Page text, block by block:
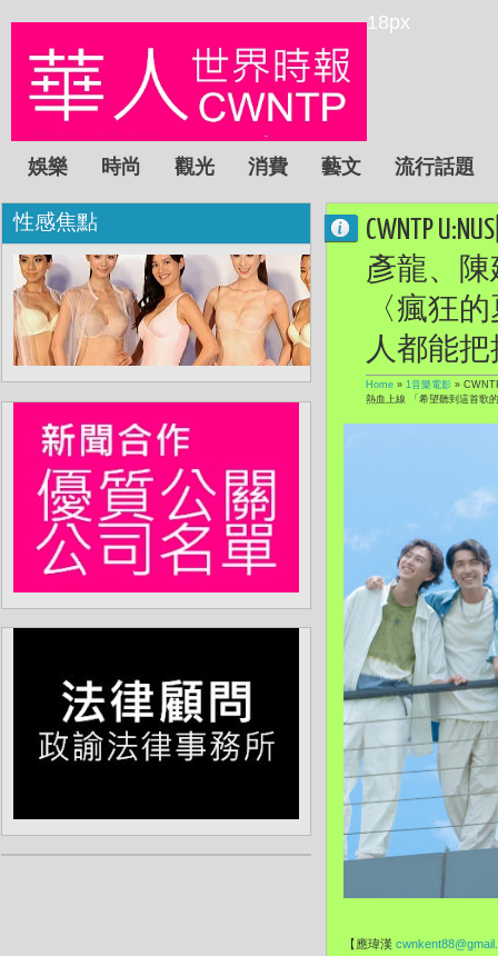
18px
娛樂 時尚 觀光 消費 藝文 流行話題
CWNTP
彥龍、陳
〈瘋狂
人都能
Home » 1音樂電影 »
熱血上線 「希望聽到這首歌
【應瑋漢
性感焦點